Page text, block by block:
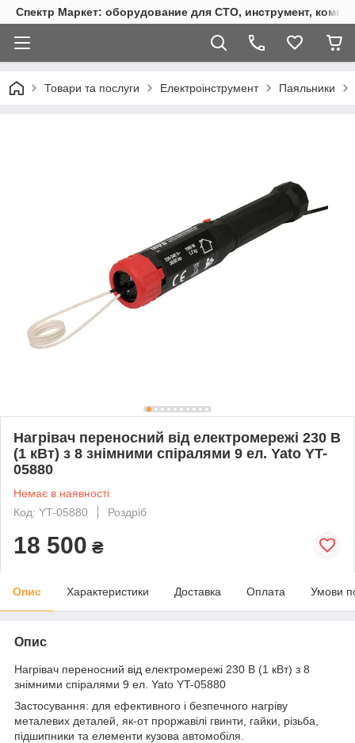
Спектр Маркет: оборудование для СТО, инструмент,
Товари та послуги Електроінструмент Паяльники
Нагрівач переносний від електромережі 230 В
(1 кВт) з 8 знімними спіралями 9 ел. Yato YT-
05880
Немає в наявності
Код: YT-05880
Роздріб
18 500 ₴
Опис Характеристики Доставка Оплата Умови
Опис
Нагрівач переносний від електромережі 230 В (1 кВт) з 8
знімними спіралями 9 ел. Yato YT-05880
Застосування: для ефективного і безпечного нагріву
металевих деталей, як-от проржавілі гвинти, гайки, різьба,
підшипники та елементи кузова автомобіля.